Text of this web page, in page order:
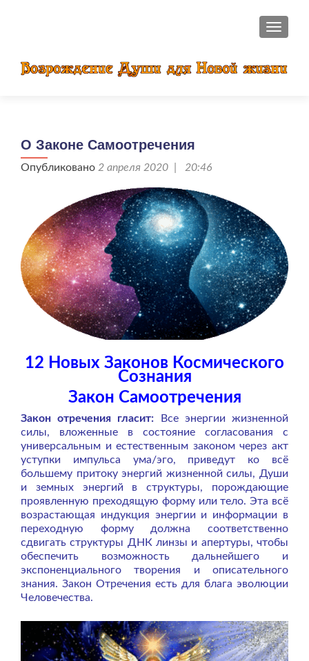
О Законе Самоотречения
Опубликовано 2 апреля 2020 | 20:46
12 Новых Законов Космического
Сознания
Закон Самоотречения
Закон отречения гласит: Все энергии жизненной
силы, вложенные в состояние согласования с
универсальным и естественным законом через акт
уступки импульса ума/эго, приведут ко всё
большему притоку энергий жизненной силы, Души
и земных энергий в структуры, порождающие
проявленную преходящую форму или тело. Эта всё
возрастающая индукция энергии и информации в
переходную форму должна соответственно
сдвигать структуры ДНК линзы и апертуры, чтобы
обеспечить возможность дальнейшего и
экспоненциального творения и описательного
знания. Закон Отречения есть для блага эволюции
Человечества.